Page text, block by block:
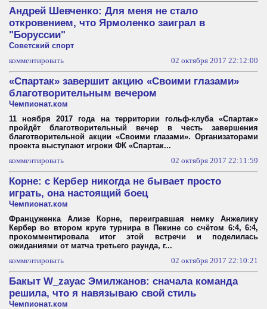
Андрей Шевченко: Для меня не стало
откровением, что Ярмоленко заиграл в
"Боруссии"
Советский спорт
комментировать
02 октября 2017 22:12:00
«Спартак» завершит акцию «Своими глазами»
благотворительным вечером
Чемпионат.ком
11 ноября 2017 года на территории гольф-клуба «Спартак»
пройдёт благотворительный вечер в честь завершения
благотворительной акции «Своими глазами». Организаторами
проекта выступают игроки ФК «Спартак...
комментировать
02 октября 2017 22:11:59
Корне: с Кербер никогда не бывает просто
играть, она настоящий боец
Чемпионат.ком
Француженка Ализе Корне, переигравшая немку Анжелику
Кербер во втором круге турнира в Пекине со счётом 6:4, 6:4,
прокомментировала итог этой встречи и поделилась
ожиданиями от матча третьего раунда, г...
комментировать
02 октября 2017 22:10:21
Бакыт W_zayac Эмилжанов: сначала команда
решила, что я навязываю свой стиль
Чемпионат.ком